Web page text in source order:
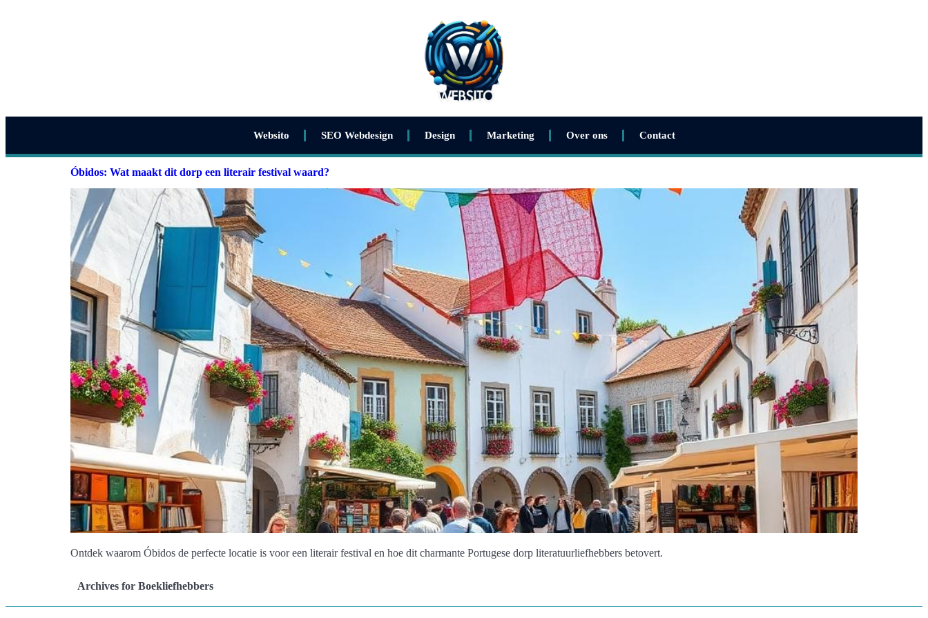
Websito SEO Webdesign Design Marketing Over ons Contact
Óbidos: Wat maakt dit dorp een literair festival waard?
Ontdek waarom Óbidos de perfecte locatie is voor een literair festival en hoe dit charmante Portugese dorp literatuurliefhebbers betovert.
Archives for Boekliefhebbers